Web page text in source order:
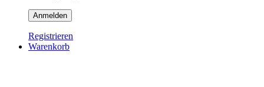
Registrieren
Warenkorb